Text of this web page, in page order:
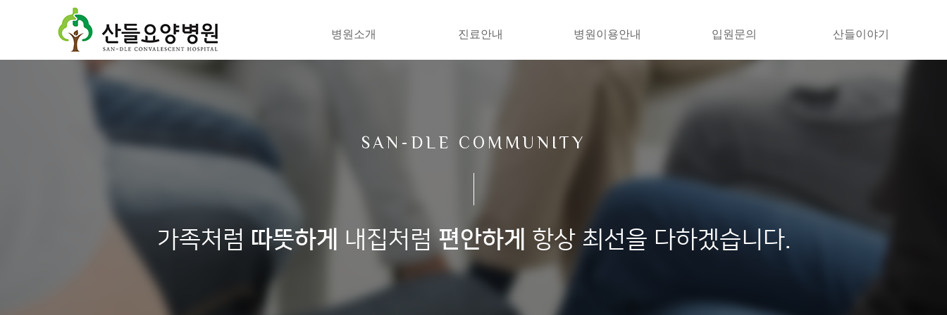
병원소개 진료안내 병원이용안내 입원문의 산들이야기
SAN-DLE COMMUNITY
가족처럼 따뜻하게 내집처럼 편안하게 항상 최선을 다하겠습니다.